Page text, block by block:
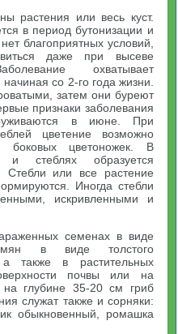
растения или весь куст.
в период бутонизации и
благоприятных условий,
даже при высеве
охватывает
со 2-го года жизни.
затем они буреют
признаки заболевания
в июне. При
цветение возможно
боковых цветоножек. В
стеблях образуется
Стебли или все растение
Иногда стебли
искривленными и
семенах в виде
в виде толстого
а также в растительных
почвы или на
глубине 35-20 см гриб
служат также и сорняки:
обыкновенный, ромашка